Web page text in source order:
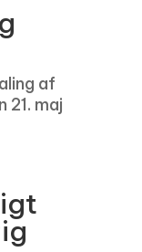
af
21. maj